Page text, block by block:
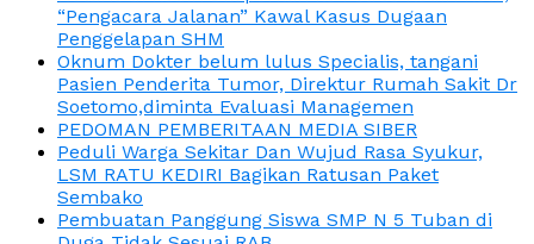
“Pengacara Jalanan” Kawal Kasus Dugaan
Penggelapan SHM
Oknum Dokter belum lulus Specialis, tangani
Pasien Penderita Tumor, Direktur Rumah Sakit Dr
Soetomo,diminta Evaluasi Managemen
PEDOMAN PEMBERITAAN MEDIA SIBER
Peduli Warga Sekitar Dan Wujud Rasa Syukur,
LSM RATU KEDIRI Bagikan Ratusan Paket
Sembako
Pembuatan Panggung Siswa SMP N 5 Tuban di